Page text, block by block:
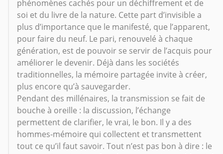
phénomènes cachés pour un déchiffrement et de
soi et du livre de la nature. Cette part d’invisible a
plus d’importance que le manifesté, que l’apparent,
pour faire du neuf. Le pari, renouvelé à chaque
génération, est de pouvoir se servir de l’acquis pour
améliorer le devenir. Déjà dans les sociétés
traditionnelles, la mémoire partagée invite à créer,
plus encore qu’à sauvegarder.
Pendant des millénaires, la transmission se fait de
bouche à oreille : la discussion, l’échange
permettent de clarifier, le vrai, le bon. Il y a des
hommes-mémoire qui collectent et transmettent
tout ce qu’il faut savoir. Tout n’est pas bon à dire : le